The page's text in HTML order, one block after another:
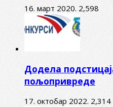
16. март 2020. 2,598
Додела
пољопривреде
17. октобар 2022. 2,314